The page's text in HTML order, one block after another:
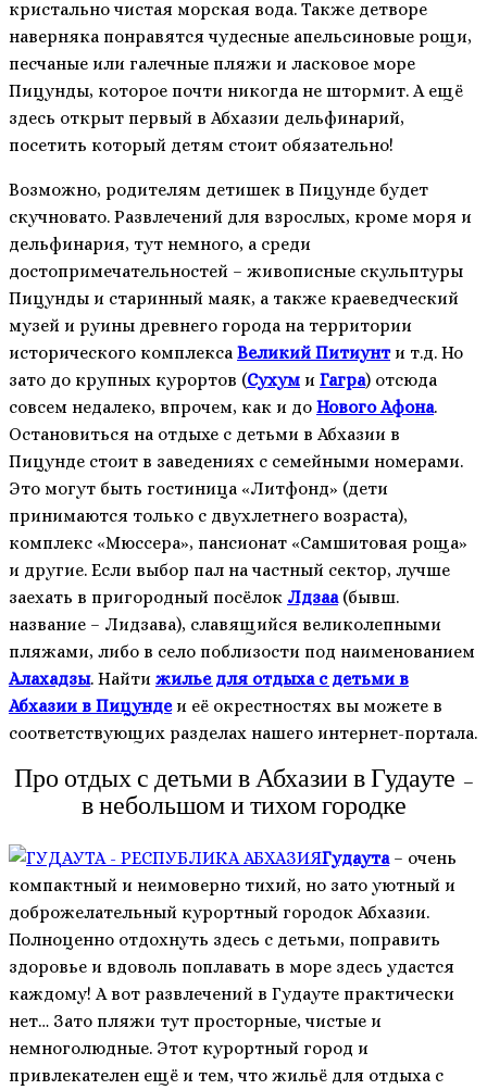
кристально чистая морская вода. Также детворе
наверняка понравятся чудесные апельсиновые рощи,
песчаные или галечные пляжи и ласковое море
Пицунды, которое почти никогда не штормит. А ещё
здесь открыт первый в Абхазии дельфинарий,
посетить который детям стоит обязательно!
Возможно, родителям детишек в Пицунде будет
скучновато. Развлечений для взрослых, кроме моря и
дельфинария, тут немного, а среди
достопримечательностей – живописные скульптуры
Пицунды и старинный маяк, а также краеведческий
музей и руины древнего города на территории
исторического комплекса Великий Питиунти т.д. Но
зато до крупных курортов (Сухум и Гагра) отсюда
совсем недалеко, впрочем, как и до Нового Афона.
Остановиться на отдыхе с детьми в Абхазии в
Пицунде стоит в заведениях с семейными номерами.
Это могут быть гостиница «Литфонд» (дети
принимаются только с двухлетнего возраста),
комплекс «Мюссера», пансионат «Самшитовая роща»
и другие. Если выбор пал на частный сектор, лучше
заехать в пригородный посёлок Лдзаа(бывш.
название – Лидзава), славящийся великолепными
пляжами, либо в село поблизости под наименованием
Алахадзы. Найти жилье для отдыха с детьми в
Абхазии в Пицундеи её окрестностях вы можете в
соответствующих разделах нашего интернет-портала.
Про отдых с детьми в Абхазии в Гудауте –
в небольшом и тихом городке
Гудаута– очень
компактный и неимоверно тихий, но зато уютный и
доброжелательный курортный городок Абхазии.
Полноценно отдохнуть здесь с детьми, поправить
здоровье и вдоволь поплавать в море здесь удастся
каждому! А вот развлечений в Гудауте практически
нет… Зато пляжи тут просторные, чистые и
немноголюдные. Этот курортный город и
привлекателен ещё и тем, что жильё для отдыха с